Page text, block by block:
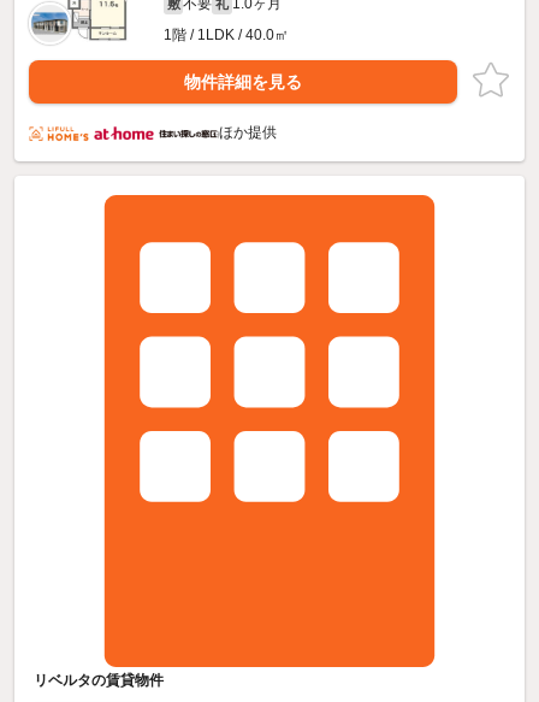
敷 礼
1階 / 1LDK / 40.0㎡
物件詳細を見る
ほか提供
リベルタの賃貸物件